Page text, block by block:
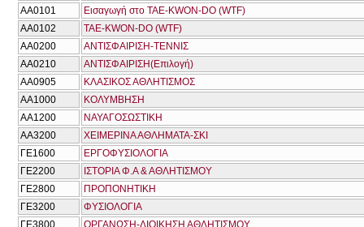
ΑΑ0101
Εισαγωγή στο TAE-KWON-DO (WTF)
ΑΑ0102
TAE-KWON-DO (WTF)
ΑΑ0200
ΑΝΤΙΣΦΑΙΡΙΣΗ-ΤΕΝΝΙΣ
ΑΑ0210
ΑΝΤΙΣΦΑΙΡΙΣΗ(Επιλογή)
ΑΑ0905
ΚΛΑΣΙΚΟΣ ΑΘΛΗΤΙΣΜΟΣ
ΑΑ1000
ΚΟΛΥΜΒΗΣΗ
ΑΑ1200
ΝΑΥΑΓΟΣΩΣΤΙΚΗ
ΑΑ3200
ΧΕΙΜΕΡΙΝΑ ΑΘΛΗΜΑΤΑ-ΣΚΙ
ΓΕ1600
ΕΡΓΟΦΥΣΙΟΛΟΓΙΑ
ΓΕ2200
ΙΣΤΟΡΙΑ Φ.Α & ΑΘΛΗΤΙΣΜΟΥ
ΓΕ2800
ΠΡΟΠΟΝΗΤΙΚΗ
ΓΕ3200
ΦΥΣΙΟΛΟΓΙΑ
ΓΕ3800
ΟΡΓΑΝΩΣΗ-ΔΙΟΙΚΗΣΗ ΑΘΛΗΤΙΣΜΟΥ